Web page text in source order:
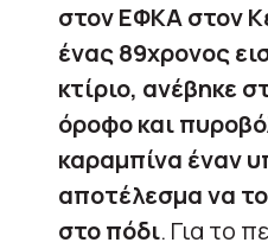
στον ΕΦΚΑ στον
ένας 89χρονος
κτίριο, ανέβηκε
όροφο και
καραμπίνα έναν
αποτέλεσμα να
στο πόδι. Για το